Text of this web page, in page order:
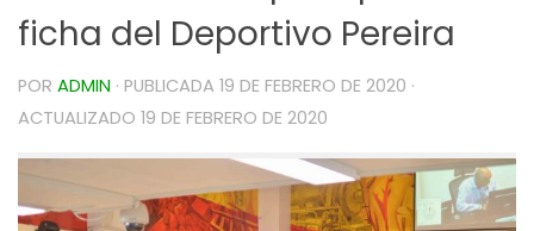
ficha del Deportivo Pereira
POR ADMIN · PUBLICADA 19 DE FEBRERO DE 2020 ·
ACTUALIZADO 19 DE FEBRERO DE 2020